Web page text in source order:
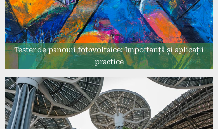
Tester de panouri fotovoltaice: Importanță și aplicații
practice